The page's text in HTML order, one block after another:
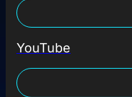
YouTube